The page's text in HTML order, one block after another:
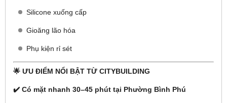
Silicone xuống cấp
Gioăng lão hóa
Phụ kiện rỉ sét
🌟 ƯU ĐIỂM NỔI BẬT TỪ CITYBUILDING
✔️ Có mặt nhanh 30–45 phút tại Phường Bình Phú